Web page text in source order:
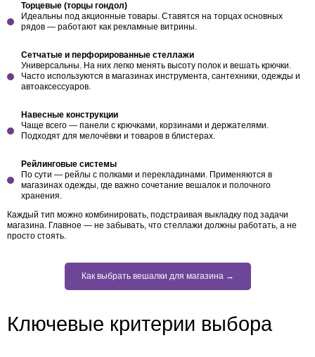
Торцевые (торцы гондол)
Идеальны под акционные товары. Ставятся на торцах основных
рядов — работают как рекламные витрины.
Сетчатые и перфорированные стеллажи
Универсальны. На них легко менять высоту полок и вешать крючки.
Часто используются в магазинах инструмента, сантехники, одежды и
автоаксессуаров.
Навесные конструкции
Чаще всего — панели с крючками, корзинами и держателями.
Подходят для мелочёвки и товаров в блистерах.
Рейлинговые системы
По сути — рейлы с полками и перекладинами. Применяются в
магазинах одежды, где важно сочетание вешалок и полочного
хранения.
Каждый тип можно комбинировать, подстраивая выкладку под задачи
магазина. Главное — не забывать, что стеллажи должны работать, а не
просто стоять.
Как выбрать вешалки для магазина →
Ключевые критерии выбора